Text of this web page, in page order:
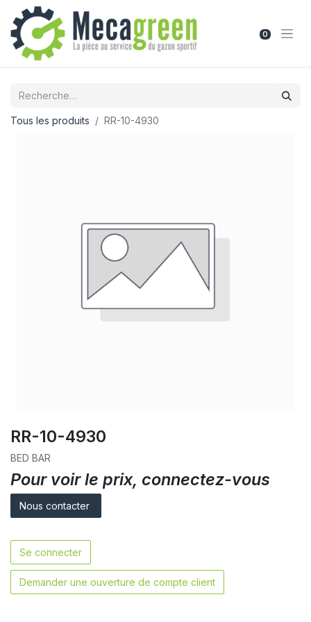
0
Tous les produits RR-10-4930
RR-10-4930
BED BAR
Pour voir le prix, connectez-vous
Nous contacter
Se connecter
Demander une ouverture de compte client